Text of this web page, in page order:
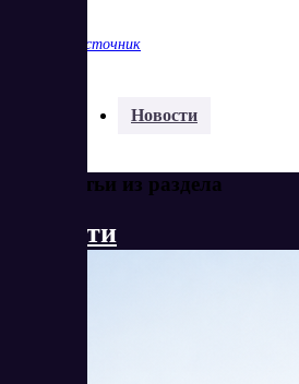
Показать источник
Новости
Еще статьи из раздела
Новости